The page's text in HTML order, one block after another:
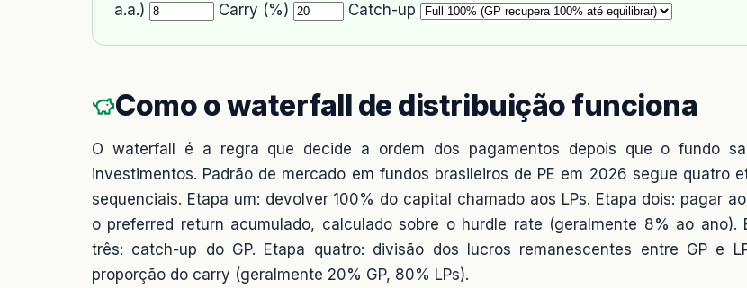
a.a.)
Carry (%) Catch-up
Como o waterfall de distribuição funciona
O waterfall é a regra que decide a ordem dos pagamentos depois que o fundo
investimentos. Padrão de mercado em fundos brasileiros de PE em 2026 segue quatro
sequenciais. Etapa um: devolver 100% do capital chamado aos LPs. Etapa dois: pagar
o preferred return acumulado, calculado sobre o hurdle rate (geralmente 8% ao ano).
três: catch-up do GP. Etapa quatro: divisão dos lucros remanescentes entre GP e
proporção do carry (geralmente 20% GP, 80% LPs).